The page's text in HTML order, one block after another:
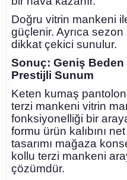
Doğru vitrin mankeni
güçlenir. Ayrıca
dikkat çekici sunulur.
Sonuç: Geniş
Prestijli Sunum
Keten kumaş
terzi mankeni vitrin
fonksiyonelliği bir
formu ürün kalıbını
tasarımı mağaza
kollu terzi mankeni
çözümdür.